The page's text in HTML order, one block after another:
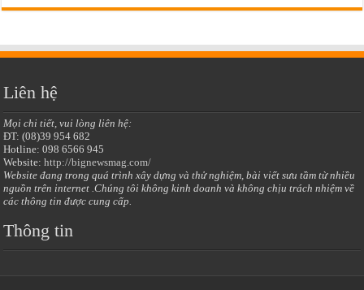
Liên hệ
Mọi chi tiết, vui lòng liên hệ:
ĐT: (08)39 954 682
Hotline: 098 6566 945
Website:http://bignewsmag.com/
Website đang trong quá trình xây dựng và thử nghiệm, bài viết sưu tầm từ nhiều
nguồn trên internet .Chúng tôi không kinh doanh và không chịu trách nhiệm về
các thông tin được cung cấp.
Thông tin